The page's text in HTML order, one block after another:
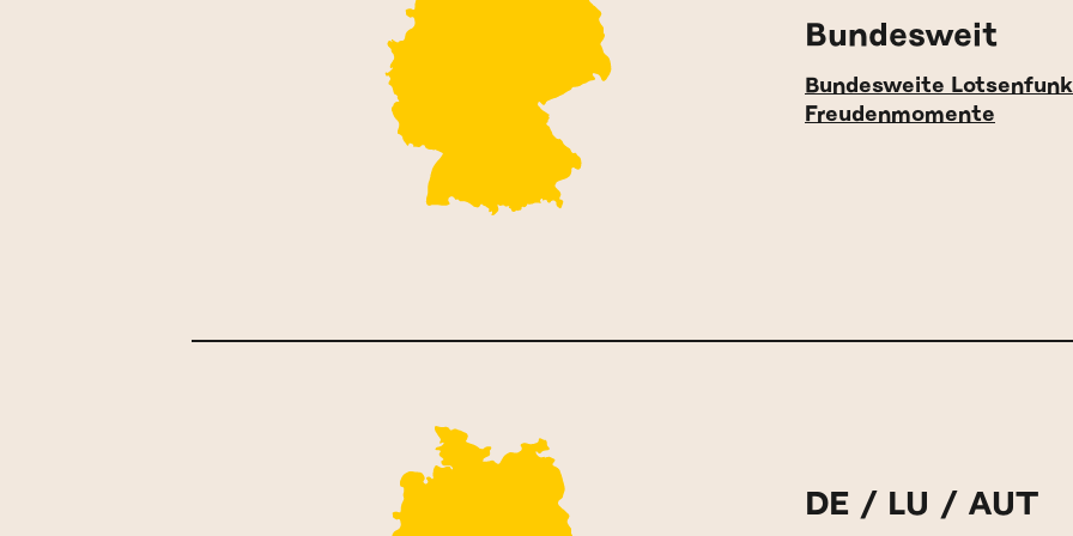
Bundesweit
Bundesweite
Freudenmomente
DE / LU / AUT